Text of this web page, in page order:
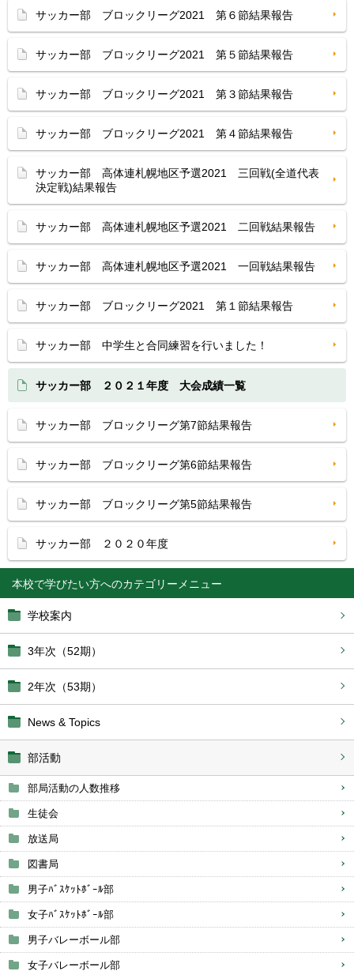
本校で学びたい方へ
学校案内
3年次（52期）
2年次（53期）
News & Topics
部活動
部局活動の人数推移
生徒会
放送局
図書局
男子ﾊﾞｽｹｯﾄﾎﾞｰﾙ部
女子ﾊﾞｽｹｯﾄﾎﾞｰﾙ部
男子バレーボール部
女子バレーボール部
サッカー部 ブロックリーグ2021 第６節結果報告
サッカー部 ブロックリーグ2021 第５節結果報告
サッカー部 ブロックリーグ2021 第３節結果報告
サッカー部 ブロックリーグ2021 第４節結果報告
サッカー部 高体連札幌地区予選2021 三回戦(全道代表
決定戦)結果報告
サッカー部 高体連札幌地区予選2021 二回戦結果報告
サッカー部 高体連札幌地区予選2021 一回戦結果報告
サッカー部 ブロックリーグ2021 第１節結果報告
サッカー部 中学生と合同練習を行いました！
サッカー部 ２０２１年度 大会成績一覧
サッカー部 ブロックリーグ第7節結果報告
サッカー部 ブロックリーグ第6節結果報告
サッカー部 ブロックリーグ第5節結果報告
サッカー部 ２０２０年度